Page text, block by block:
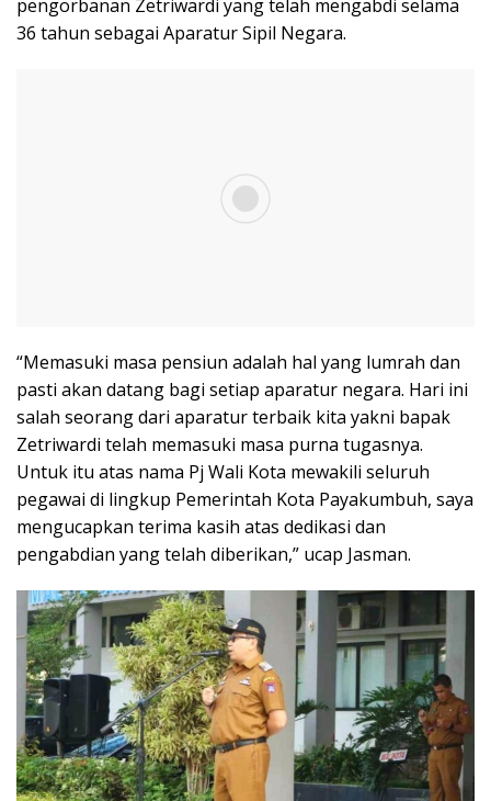
pengorbanan Zetriwardi yang telah mengabdi selama
36 tahun sebagai Aparatur Sipil Negara.
“Memasuki masa pensiun adalah hal yang lumrah dan
pasti akan datang bagi setiap aparatur negara. Hari ini
salah seorang dari aparatur terbaik kita yakni bapak
Zetriwardi telah memasuki masa purna tugasnya.
Untuk itu atas nama Pj Wali Kota mewakili seluruh
pegawai di lingkup Pemerintah Kota Payakumbuh, saya
mengucapkan terima kasih atas dedikasi dan
pengabdian yang telah diberikan,” ucap Jasman.